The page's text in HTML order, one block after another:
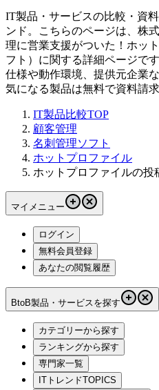
IT製品・サービスの比較・資
ンド。こちらのページは、 株
理に営業支援がついた！ ホッ
フト ）に関する詳細ページで
仕様や動作環境、提供元企業
気になる製品は無料で資料請求
IT製品比較TOP
顧客管理
名刺管理ソフト
ホットプロファイル
ホットプロファイルの投
マイメニュー
ログイン
無料会員登録
あなたの閲覧履歴
BtoB製品・サービスを探す
カテゴリーから探す
ランキングから探す
専門家一覧
ITトレンドTOPICS